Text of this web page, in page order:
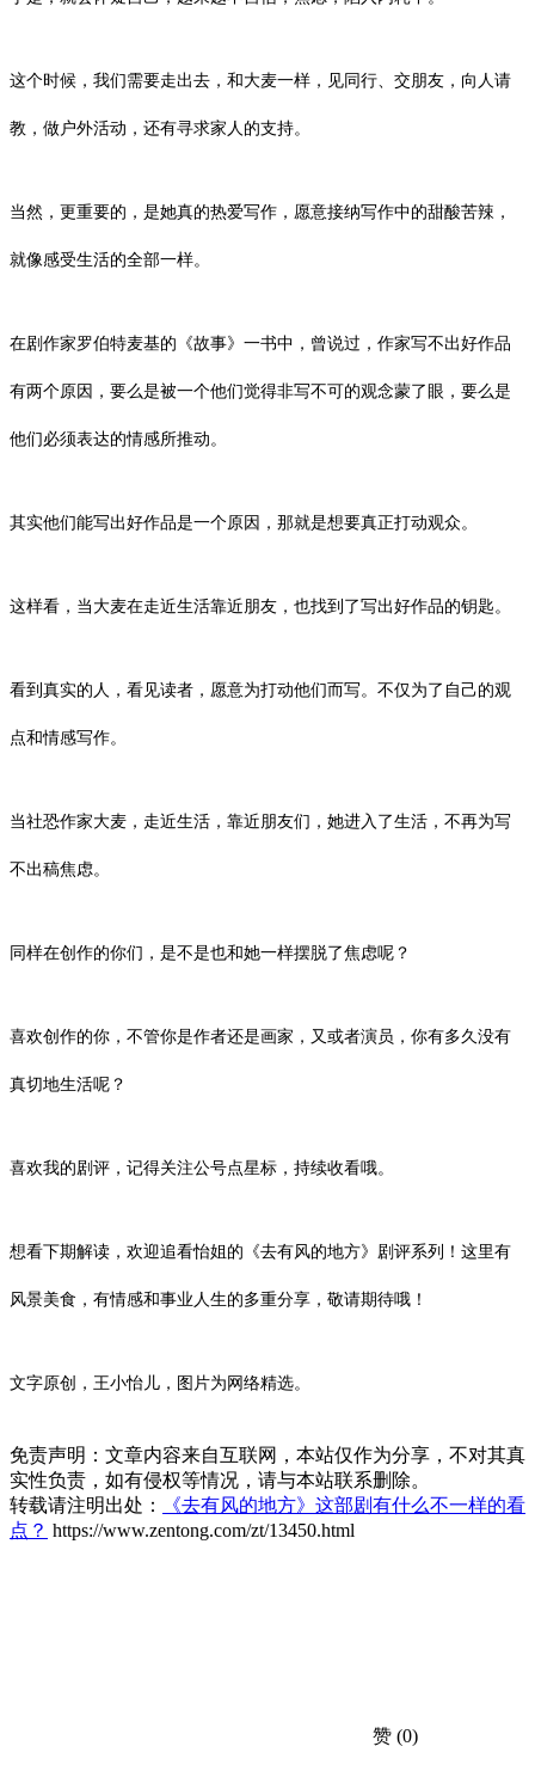
这个时候，我们需要走出去，和大麦一样，见同行、交朋友，向人请
教，做户外活动，还有寻求家人的支持。
当然，更重要的，是她真的热爱写作，愿意接纳写作中的甜酸苦辣，
就像感受生活的全部一样。
在剧作家罗伯特麦基的《故事》一书中，曾说过，作家写不出好作品
有两个原因，要么是被一个他们觉得非写不可的观念蒙了眼，要么是
他们必须表达的情感所推动。
其实他们能写出好作品是一个原因，那就是想要真正打动观众。
这样看，当大麦在走近生活靠近朋友，也找到了写出好作品的钥匙。
看到真实的人，看见读者，愿意为打动他们而写。不仅为了自己的观
点和情感写作。
当社恐作家大麦，走近生活，靠近朋友们，她进入了生活，不再为写
不出稿焦虑。
同样在创作的你们，是不是也和她一样摆脱了焦虑呢？
喜欢创作的你，不管你是作者还是画家，又或者演员，你有多久没有
真切地生活呢？
喜欢我的剧评，记得关注公号点星标，持续收看哦。
想看下期解读，欢迎追看怡姐的《去有风的地方》剧评系列！这里有
风景美食，有情感和事业人生的多重分享，敬请期待哦！
文字原创，王小怡儿，图片为网络精选。
免责声明：文章内容来自互联网，本站仅作为分享，不对其真
实性负责，如有侵权等情况，请与本站联系删除。
转载请注明出处：
《去有风的地方》这部剧有什么不一样的看
点？ https://www.zentong.com/zt/13450.html
赞 (0)